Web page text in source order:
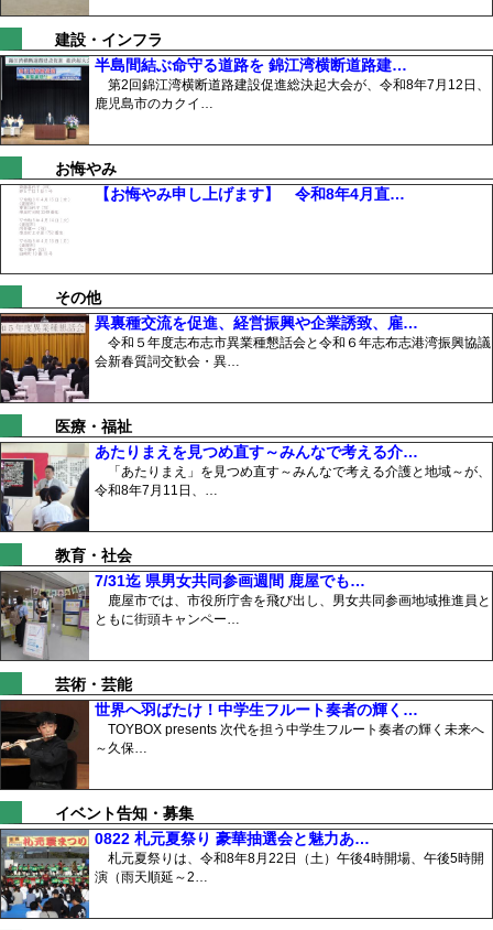
建設・インフラ
半島間結ぶ命守る道路を 錦江湾横断道路建…
第2回錦江湾横断道路建設促進総決起大会が、令和8年7月12日、
鹿児島市のカクイ…
お悔やみ
【お悔やみ申し上げます】 令和8年4月直…
その他
異裏種交流を促進、経営振興や企業誘致、雇…
令和５年度志布志市異業種懇話会と令和６年志布志港湾振興協議
会新春質詞交歓会・異…
医療・福祉
あたりまえを見つめ直す～みんなで考える介…
「あたりまえ」を見つめ直す～みんなで考える介護と地域～が、
令和8年7月11日、…
教育・社会
7/31迄 県男女共同参画週間 鹿屋でも…
鹿屋市では、市役所庁舎を飛び出し、男女共同参画地域推進員と
ともに街頭キャンペー…
芸術・芸能
世界へ羽ばたけ！中学生フルート奏者の輝く…
TOYBOX presents 次代を担う中学生フルート奏者の輝く未来へ
～久保…
イベント告知・募集
0822 札元夏祭り 豪華抽選会と魅力あ…
札元夏祭りは、令和8年8月22日（土）午後4時開場、午後5時開
演（雨天順延～2…